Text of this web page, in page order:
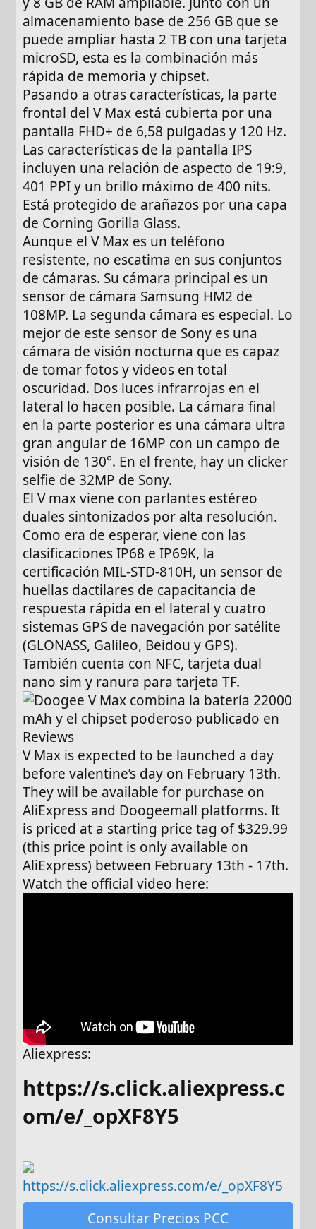
almacenamiento base de 256 GB que se
puede ampliar hasta 2 TB con una tarjeta
microSD, esta es la combinación más
rápida de memoria y chipset.
Pasando a otras características, la parte
frontal del V Max está cubierta por una
pantalla FHD+ de 6,58 pulgadas y 120 Hz.
Las características de la pantalla IPS
incluyen una relación de aspecto de 19:9,
401 PPI y un brillo máximo de 400 nits.
Está protegido de arañazos por una capa
de Corning Gorilla Glass.
Aunque el V Max es un teléfono
resistente, no escatima en sus conjuntos
de cámaras. Su cámara principal es un
sensor de cámara Samsung HM2 de
108MP. La segunda cámara es especial. Lo
mejor de este sensor de Sony es una
cámara de visión nocturna que es capaz
de tomar fotos y videos en total
oscuridad. Dos luces infrarrojas en el
lateral lo hacen posible. La cámara final
en la parte posterior es una cámara ultra
gran angular de 16MP con un campo de
visión de 130°. En el frente, hay un clicker
selfie de 32MP de Sony.
El V max viene con parlantes estéreo
duales sintonizados por alta resolución.
Como era de esperar, viene con las
clasificaciones IP68 e IP69K, la
certificación MIL-STD-810H, un sensor de
huellas dactilares de capacitancia de
respuesta rápida en el lateral y cuatro
sistemas GPS de navegación por satélite
(GLONASS, Galileo, Beidou y GPS).
También cuenta con NFC, tarjeta dual
nano sim y ranura para tarjeta TF.
V Max is expected to be launched a day
before valentine’s day on February 13th.
They will be available for purchase on
AliExpress and Doogeemall platforms. It
is priced at a starting price tag of $329.99
(this price point is only available on
AliExpress) between February 13th - 17th.
Watch the official video here:
Aliexpress:
https://s.click.aliexpress.c
om/e/_opXF8Y5​
https://s.click.aliexpress.com/e/_opXF8Y5
Consultar Precios PCC